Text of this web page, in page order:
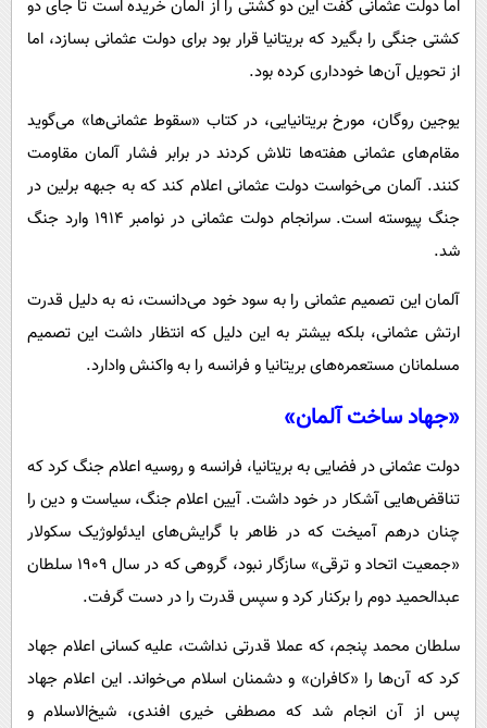
اما دولت عثمانی گفت این دو کشتی را از آلمان خریده است تا جای دو
کشتی جنگی را بگیرد که بریتانیا قرار بود برای دولت عثمانی بسازد، اما
از تحویل آن‌ها خودداری کرده بود.
یوجین روگان، مورخ بریتانیایی، در کتاب «سقوط عثمانی‌ها» می‌گوید
مقام‌های عثمانی هفته‌ها تلاش کردند در برابر فشار آلمان مقاومت
کنند. آلمان می‌خواست دولت عثمانی اعلام کند که به جبهه برلین در
جنگ پیوسته است. سرانجام دولت عثمانی در نوامبر ۱۹۱۴ وارد جنگ
شد.
آلمان این تصمیم عثمانی را به سود خود می‌دانست، نه به دلیل قدرت
ارتش عثمانی، بلکه بیشتر به این دلیل که انتظار داشت این تصمیم
مسلمانان مستعمره‌های بریتانیا و فرانسه را به واکنش وادارد.
«جهاد ساخت آلمان»
دولت عثمانی در فضایی به بریتانیا، فرانسه و روسیه اعلام جنگ کرد که
تناقض‌هایی آشکار در خود داشت. آیین اعلام جنگ، سیاست و دین را
چنان درهم آمیخت که در ظاهر با گرایش‌های ایدئولوژیک سکولار
«جمعیت اتحاد و ترقی» سازگار نبود، گروهی که در سال ۱۹۰۹ سلطان
عبدالحمید دوم را برکنار کرد و سپس قدرت را در دست گرفت.
سلطان محمد پنجم، که عملا قدرتی نداشت، علیه کسانی اعلام جهاد
کرد که آن‌ها را «کافران» و دشمنان اسلام می‌خواند. این اعلام جهاد
پس از آن انجام شد که مصطفی خیری افندی، شیخ‌الاسلام و